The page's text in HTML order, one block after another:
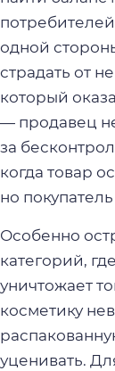
одной
страдать от
который
— продавец
за
когда товар
но
Особенно
категорий,
уничтожает
косметику
уценивать.